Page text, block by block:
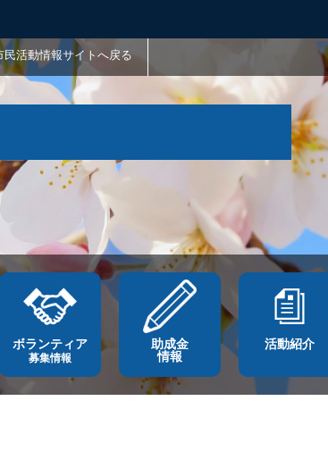
民活動情報サイトへ戻る
ボランティア
募集情報
助成金
情報
活動紹介